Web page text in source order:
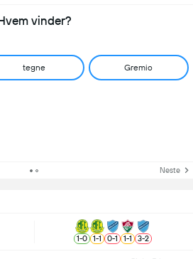
vinder?
tegne Gremio
Neste
1-0 1-1 0-1 1-1 3-2